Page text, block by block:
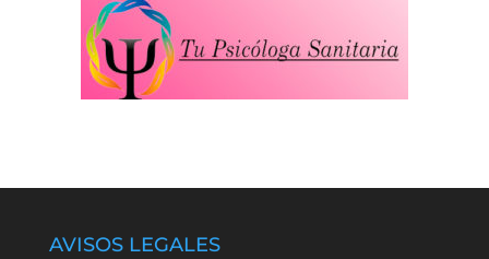
AVISOS LEGALES